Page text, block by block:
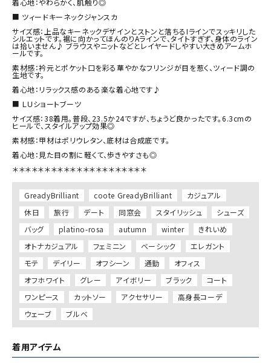
着心地：やわらかく、肌触り◎
■ ツィードキーネックジャンスカ
サイズ感：上品なキーネックデザインとストンと落ちるIラインでスッキリした
シルエットです。裾に向かってほんのりAラインで、タイトすぎず、身体のライン
は拾いません♪ ブラウスやニットなどとレイヤードしやすい大きめアームホ
ールです。
素材感：衿元とポケット口を彩る華やかなフリンジが目を惹く、ツィード調の
生地です。
着心地：リラックス感のある楽な着心地です♪
■ ＬＵショートブーツ
サイズ感：38着用。普段、23.5か24ですが、ちょうど良かったです。6.3cmの
ヒールで、スタイルアップ効果◎
素材感：甲材はポリウレタン、底材は合成底です。
着心地：見た目の割に軽くて、歩きやすさも◎
＊＊＊＊＊＊＊＊＊＊＊＊＊＊＊＊＊＊＊＊＊
GreadyBrilliant coote GreadyBrilliant
カジュアル
休日
旅行 デート 同窓会 スタイリッシュ
シューズ
バッグ
platino-rosa autumn winter
きれいめ
オトナカジュアル
フェミニン ベーシック
エレガント
モテ
デイリー オフシーン 通勤
オフィス
オフホワイト
グレー アイボリー ブラック
コート
ワンピース
カットソー アクセサリー
高身長コーデ
ウェーブ
ブルべ
着用アイテム